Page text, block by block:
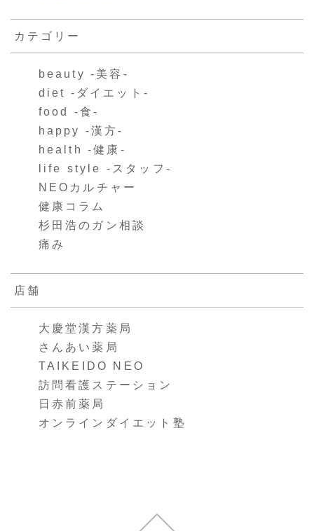
カテゴリー
beauty -美容-
diet -ダイエット-
food -食-
happy -漢方-
health -健康-
life style -スタッフ-
NEOカルチャー
健康コラム
杉田浩のガン相談
痛み
店舗
大慶堂漢方薬局
さんあい薬局
TAIKEIDO NEO
訪問看護ステーション
日赤前薬局
オンラインダイエット塾